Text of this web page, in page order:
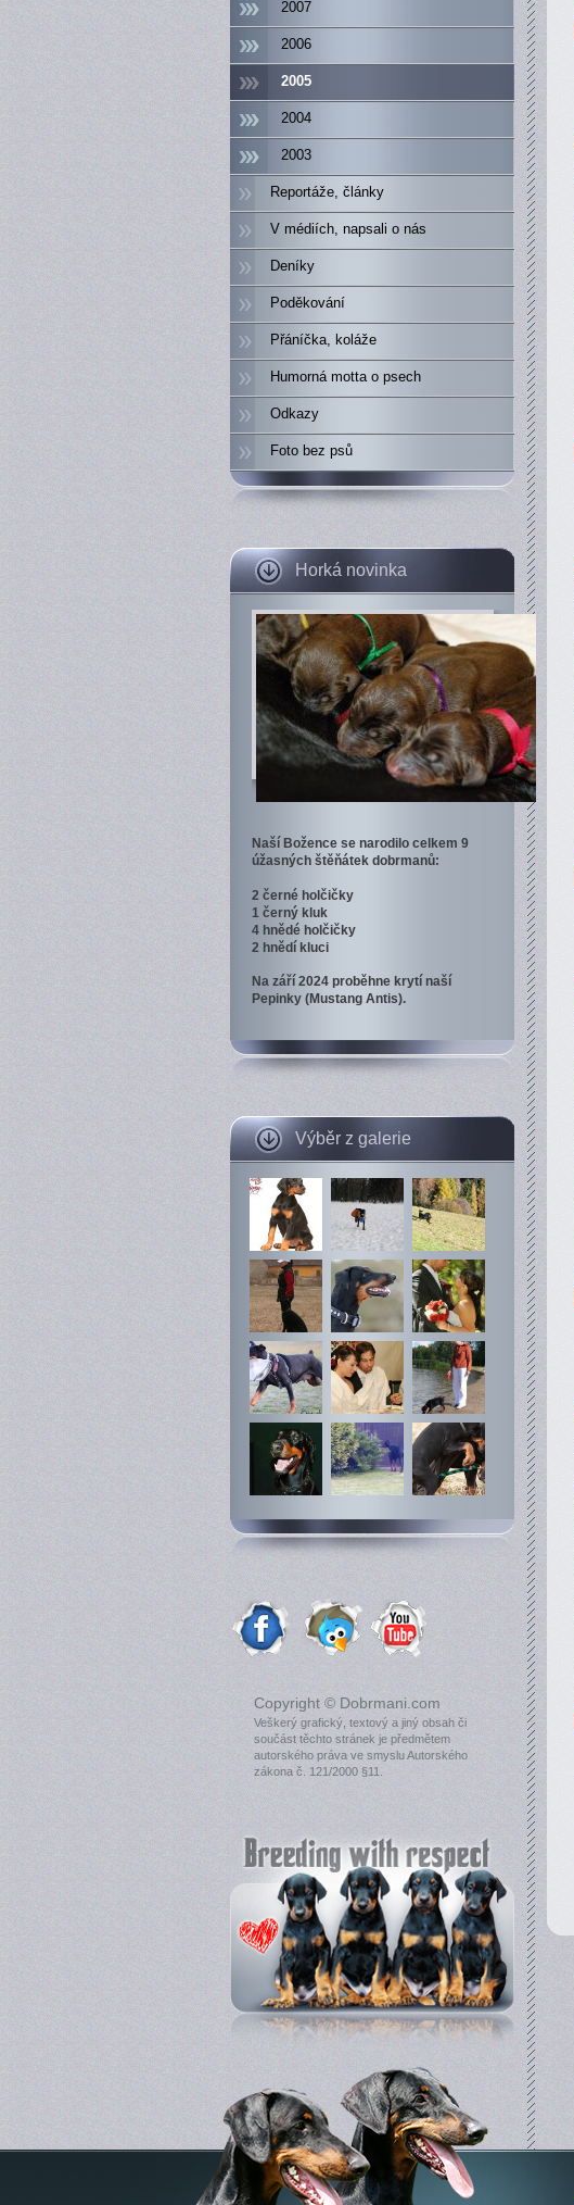
2007
2006
2005
2004
2003
Reportáže, články
V médiích, napsali o nás
Deníky
Poděkování
Přáníčka, koláže
Humorná motta o psech
Odkazy
Foto bez psů
Horká novinka
Naší Božence se narodilo celkem 9
úžasných štěňátek dobrmanů:
2 černé holčičky
1 černý kluk
4 hnědé holčičky
2 hnědí kluci
Na září 2024 proběhne krytí naší
Pepinky (Mustang Antis).
Výběr z galerie
Copyright © Dobrmani.com
Veškerý grafický, textový a jiný obsah či
součást těchto stránek je předmětem
autorského práva ve smyslu Autorského
zákona č. 121/2000 §11.